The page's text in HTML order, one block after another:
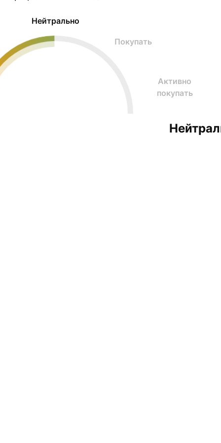
Нейтрально
Покупать
Активно
покупать